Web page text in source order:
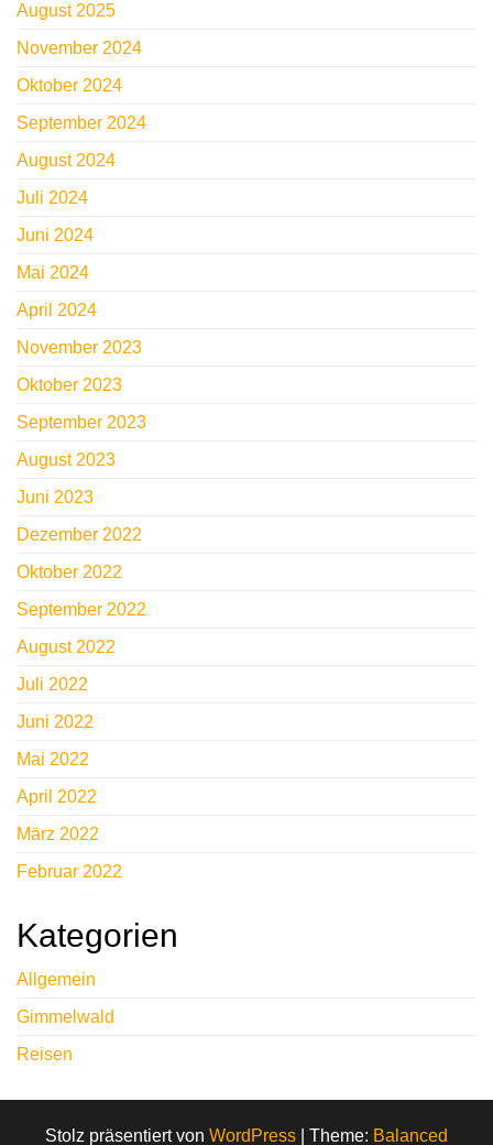
August 2025
November 2024
Oktober 2024
September 2024
August 2024
Juli 2024
Juni 2024
Mai 2024
April 2024
November 2023
Oktober 2023
September 2023
August 2023
Juni 2023
Dezember 2022
Oktober 2022
September 2022
August 2022
Juli 2022
Juni 2022
Mai 2022
April 2022
März 2022
Februar 2022
Kategorien
Allgemein
Gimmelwald
Reisen
Stolz präsentiert von WordPress Theme: Balanced